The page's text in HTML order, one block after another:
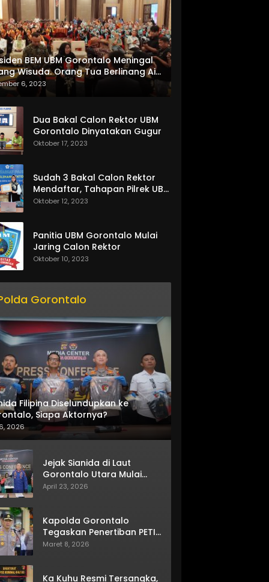
BEM UBM Gorontalo Meningal
Wisuda. Orang Tua Berlinang Air
Menerima SKL dan Pemasangan
6, 2023
Dua Bakal Calon Rektor UBM
Gorontalo Dinyatakan Gugur
Oktober 17, 2023
Sudah 3 Bakal Calon Rektor
Mendaftar, Tahapan Pilrek UBM
Gorontalo Makin Seru
Oktober 12, 2023
Panitia UBM Gorontalo Mulai
Jaring Calon Rektor
Oktober 10, 2023
Gorontalo
Filipina Diselundupkan ke
Siapa Aktornya?
2026
Jejak Sianida di Laut
Gorontalo Utara Mulai
Terkuak
April 23, 2026
Kapolda Gorontalo
Tegaskan Penertiban PETI
Terus Berjalan
Maret 8, 2026
Ka Kuhu Resmi Tersangka,